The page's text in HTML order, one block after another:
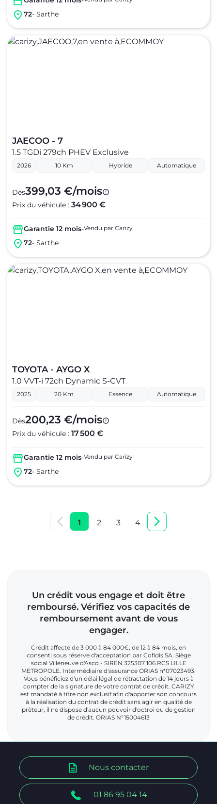
72- Sarthe
JAECOO - 7
1.5 TGDi 279ch PHEV Exclusive
2026 10 Km Hybride Automatique
Dès399,03 €/mois
Prix du véhicule : 34 900 €
Garantie 12 mois-Vendu par Carizy
72- Sarthe
TOYOTA - AYGO X
1.0 VVT-i 72ch Dynamic S-CVT
2025 20 Km Essence Automatique
Dès200,23 €/mois
Prix du véhicule : 17 500 €
Garantie 12 mois-Vendu par Carizy
72- Sarthe
1 2 3 4
Un crédit vous engage et doit être
remboursé. Vérifiez vos capacités de
remboursement avant de vous
engager.
Crédit affecté de 3 000 à 84 000€, de 12 à 84 mois, en
consenti sous réserve d'acceptation par Cofidis SA. Siège
social Villeneuve d'Ascq - SIREN 325307 106 RCS LILLE
METROPOLE. Intermédiaire d'assurance ORIAS n*07023493.
Vous bénéficiez d'un délai légal de rétractation de 14 jours à
compter de la signature de votre contrat de crédit. CARIZY
est mandaté à titre non exclusif afin d'apporter son concours
à la réalisation du contrat de crédit sans agir en qualité de
prêteur, il ne dispose d'aucun pouvoir d'octroi ou de gestion
de crédit. ORIAS N°15004613